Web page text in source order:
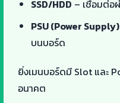
SSD/HDD – เชื่อมต่อ
PSU (Power Supply)
บนบอร์ด
ยิ่งเมนบอร์ดมี Slot และ
อนาคต